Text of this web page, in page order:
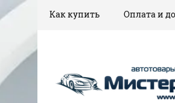
Как купить Оплата и